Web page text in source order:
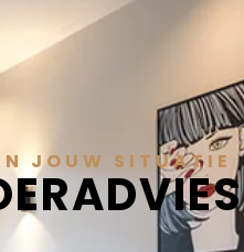
JOUW SITUATIE